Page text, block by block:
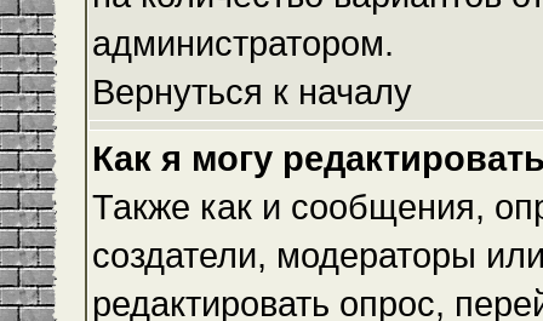
администратором.
Вернуться к началу
Как я могу
Также как и сообщения,
создатели, модераторы
редактировать опрос,